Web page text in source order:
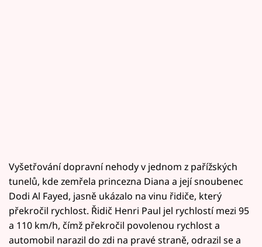
Vyšetřování dopravní nehody v jednom z pařížských
tunelů, kde zemřela princezna Diana a její snoubenec
Dodi Al Fayed, jasně ukázalo na vinu řidiče, který
překročil rychlost. Řidič Henri Paul jel rychlostí mezi 95
a 110 km/h, čímž překročil povolenou rychlost a
automobil narazil do zdi na pravé straně, odrazil se a